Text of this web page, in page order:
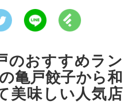
のおすすめラン
亀戸餃子から和
美味しい人気店